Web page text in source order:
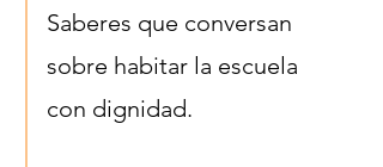
Saberes que conversan
sobre habitar la escuela
con dignidad.